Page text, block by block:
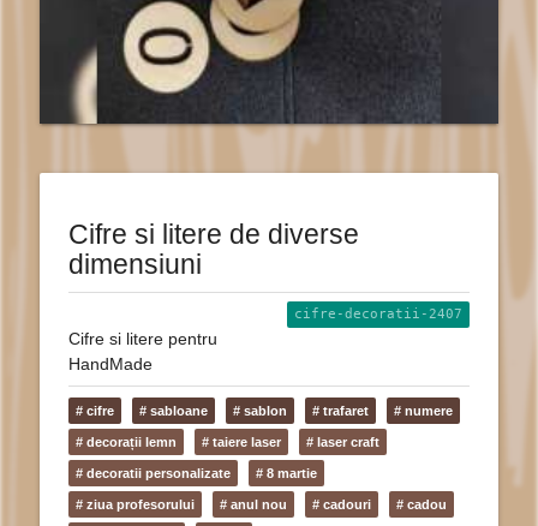
Cifre si litere de diverse
dimensiuni
cifre-decoratii-2407
Cifre si litere pentru
HandMade
# cifre # sabloane # sablon # trafaret # numere
# decorații lemn # taiere laser # laser craft
# decoratii personalizate # 8 martie
# ziua profesorului # anul nou # cadouri # cadou